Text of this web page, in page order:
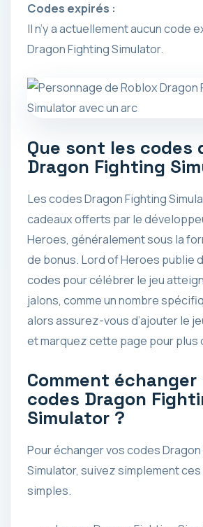
Codes expirés :
Il n’y a actuellement aucun code
Dragon Fighting Simulator.
Que sont les codes
Dragon Fighting
Les codes Dragon Fighting
cadeaux offerts par le
Heroes, généralement sous la
de bonus. Lord of Heroes publie
codes pour célébrer le jeu
jalons, comme un nombre
alors assurez-vous d’ajouter le
et marquez cette page pour plus
Comment échanger
codes Dragon
Simulator ?
Pour échanger vos codes
Simulator, suivez simplement
simples.